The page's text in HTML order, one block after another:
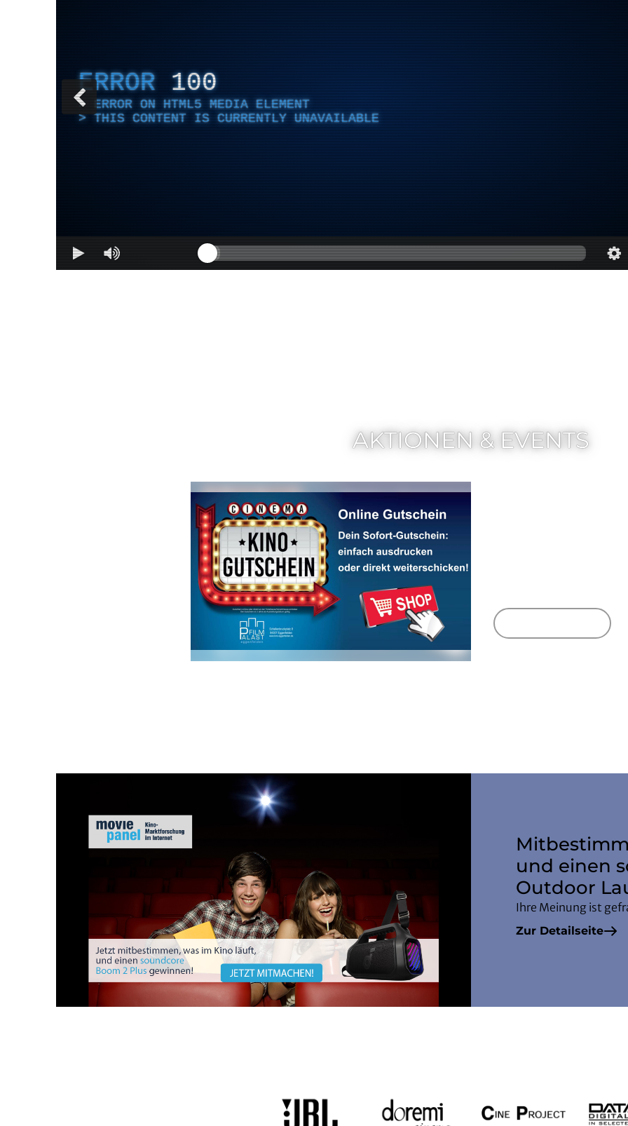
ERROR 100
ERROR ON HTML5 MEDIA ELEMENT
THIS CONTENT IS CURRENTLY UNAVAILABLE
AKTIONEN & EVENTS
und einen
Outdoor
Ihre Meinung ist
Zur Detailseite